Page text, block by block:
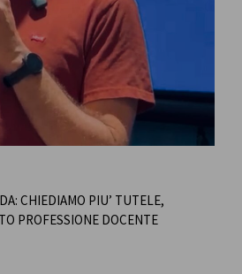
CHIEDIAMO PIU’ TUTELE,
PROFESSIONE DOCENTE